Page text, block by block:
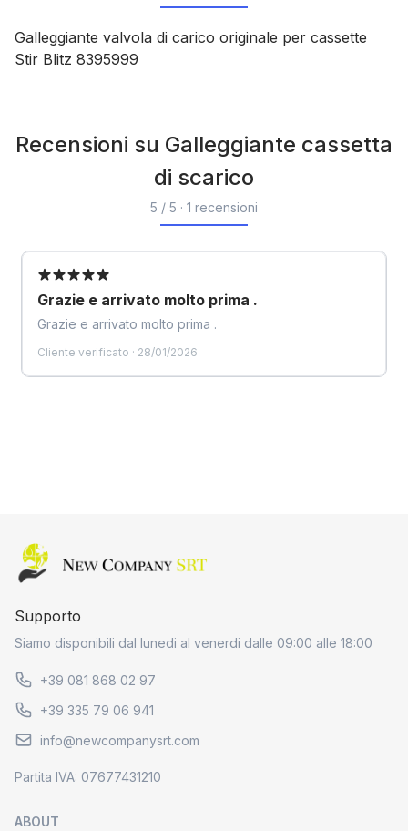
Galleggiante valvola di carico originale per cassette
Stir Blitz 8395999
Recensioni su Galleggiante cassetta
di scarico
5 / 5 · 1 recensioni
Grazie e arrivato molto prima .
Grazie e arrivato molto prima .
Cliente verificato · 28/01/2026
Home page
ABOUT
Supporto
Siamo disponibili dal lunedi al venerdi dalle 09:00 alle 18:00
+39 081 868 02 97
+39 335 79 06 941
info@newcompanysrt.com
Partita IVA: 07677431210